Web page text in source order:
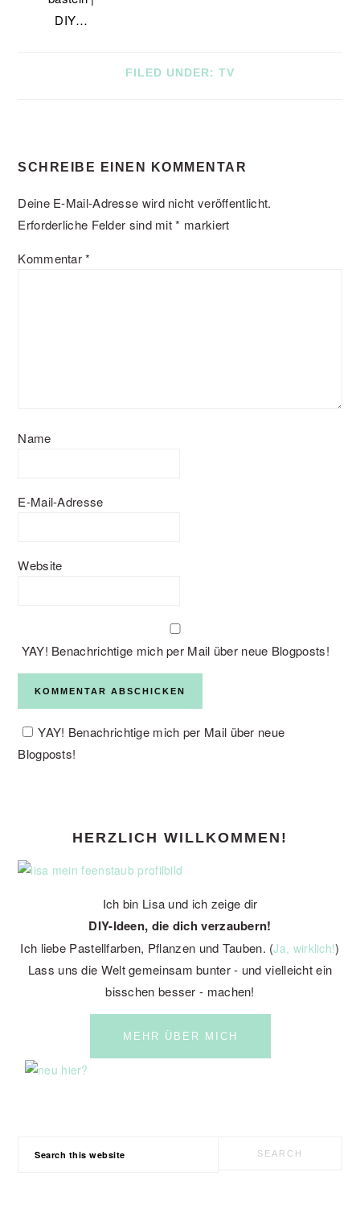
DIY…
FILED UNDER: TV
INTERACTIONS
SCHREIBE EINEN KOMMENTAR
Deine E-Mail-Adresse wird nicht veröffentlicht.
Erforderliche Felder sind mit* markiert
Kommentar*
Name
E-Mail-Adresse
Website
YAY! Benachrichtige mich per Mail über neue Blogposts!
YAY! Benachrichtige mich per Mail über neue
Blogposts!
HERZLICH WILLKOMMEN!
Ich bin Lisa und ich zeige dir
DIY-Ideen, die dich verzaubern!
Ich liebe Pastellfarben, Pflanzen und Tauben. (Ja, wirklich!)
Lass uns die Welt gemeinsam bunter - und vielleicht ein
bisschen besser - machen!
MEHR ÜBER MICH